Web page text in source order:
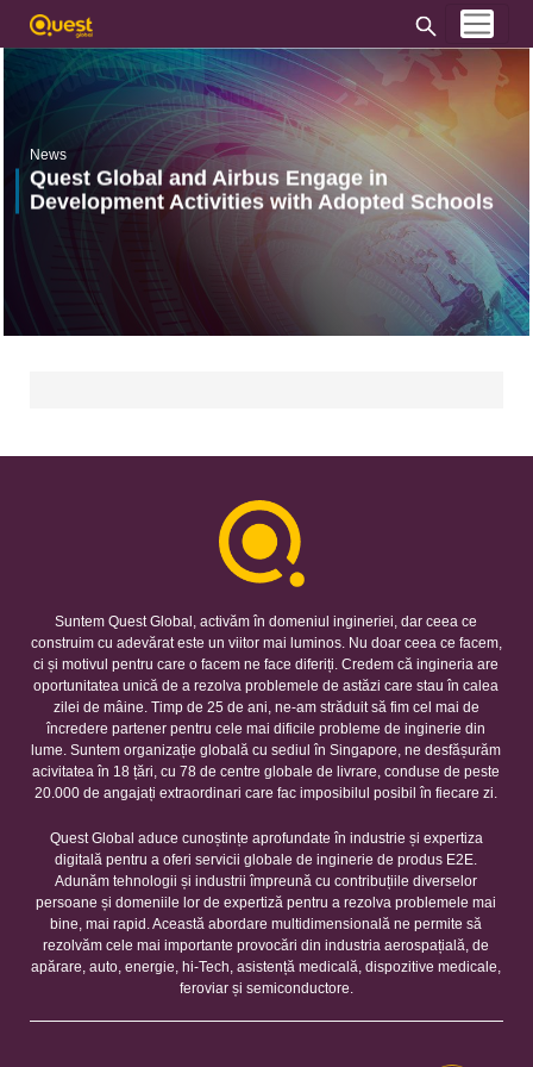
News
Quest Global and Airbus Engage in
Development Activities with Adopted Schools
Suntem Quest Global, activăm în domeniul ingineriei, dar ceea ce
construim cu adevărat este un viitor mai luminos. Nu doar ceea ce facem,
ci și motivul pentru care o facem ne face diferiți. Credem că ingineria are
oportunitatea unică de a rezolva problemele de astăzi care stau în calea
zilei de mâine. Timp de 25 de ani, ne-am străduit să fim cel mai de
încredere partener pentru cele mai dificile probleme de inginerie din
lume. Suntem organizație globală cu sediul în Singapore, ne desfășurăm
acivitatea în 18 țări, cu 78 de centre globale de livrare, conduse de peste
20.000 de angajați extraordinari care fac imposibilul posibil în fiecare zi.
Quest Global aduce cunoștințe aprofundate în industrie și expertiza
digitală pentru a oferi servicii globale de inginerie de produs E2E.
Adunăm tehnologii și industrii împreună cu contribuțiile diverselor
persoane și domeniile lor de expertiză pentru a rezolva problemele mai
bine, mai rapid. Această abordare multidimensională ne permite să
rezolvăm cele mai importante provocări din industria aerospațială, de
apărare, auto, energie, hi-Tech, asistență medicală, dispozitive medicale,
feroviar și semiconductore.